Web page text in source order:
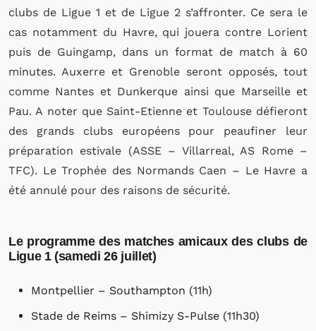
clubs de Ligue 1 et de Ligue 2 s’affronter. Ce sera le
cas notamment du Havre, qui jouera contre Lorient
puis de Guingamp, dans un format de match à 60
minutes. Auxerre et Grenoble seront opposés, tout
comme Nantes et Dunkerque ainsi que Marseille et
Pau. A noter que Saint-Etienne et Toulouse défieront
des grands clubs européens pour peaufiner leur
préparation estivale (ASSE – Villarreal, AS Rome –
TFC). Le Trophée des Normands Caen – Le Havre a
été annulé pour des raisons de sécurité.
Le programme des matches amicaux des clubs de
Ligue 1 (samedi 26 juillet)
Montpellier – Southampton (11h)
Stade de Reims – Shimizy S-Pulse (11h30)